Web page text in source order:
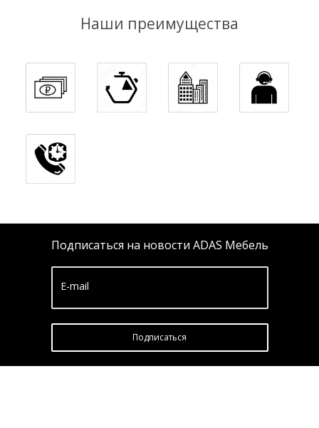
Наши преимущества
Подписаться на новости ADAS Мебель
E-mail
Подписатьcя